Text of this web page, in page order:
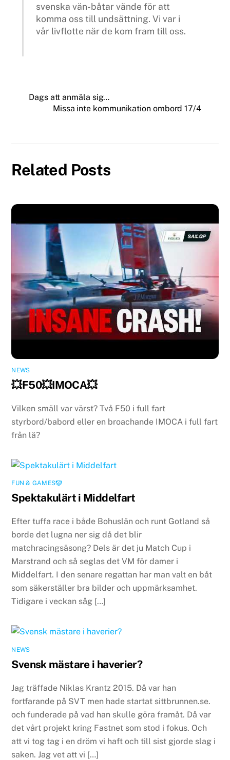
svenska vän-båtar vände för att
komma oss till undsättning. Vi var i
vår livflotte när de kom fram till oss.
Dags att anmäla sig…
Missa inte kommunikation ombord 17/4
Related Posts
NEWS
💥F50💥IMOCA💥
Vilken smäll var värst? Två F50 i full fart
styrbord/babord eller en broachande IMOCA i full fart
från lä?
FUN & GAMES🤡
Spektakulärt i Middelfart
Efter tuffa race i både Bohuslän och runt Gotland så
borde det lugna ner sig då det blir
matchracingsäsong? Dels är det ju Match Cup i
Marstrand och så seglas det VM för damer i
Middelfart. I den senare regattan har man valt en båt
som säkerställer bra bilder och uppmärksamhet.
Tidigare i veckan såg […]
NEWS
Svensk mästare i haverier?
Jag träffade Niklas Krantz 2015. Då var han
fortfarande på SVT men hade startat sittbrunnen.se.
och funderade på vad han skulle göra framåt. Då var
det vårt projekt kring Fastnet som stod i fokus. Och
att vi tog tag i en dröm vi haft och till sist gjorde slag i
saken. Jag vet att vi […]